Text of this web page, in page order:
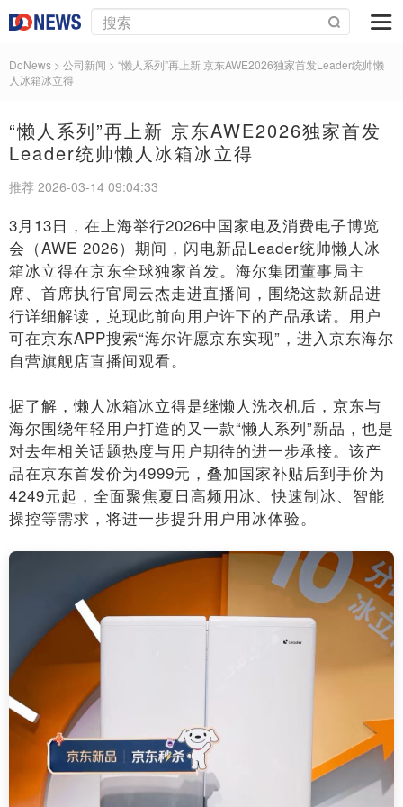
DoNews > 公司新闻 > “懒人系列”再上新 京东AWE2026独家首发Leader统帅懒
人冰箱冰立得
“懒人系列”再上新 京东AWE2026独家首发
Leader统帅懒人冰箱冰立得
推荐 2026-03-14 09:04:33
3月13日，在上海举行2026中国家电及消费电子博览
会（AWE 2026）期间，闪电新品Leader统帅懒人冰
箱冰立得在京东全球独家首发。海尔集团董事局主
席、首席执行官周云杰走进直播间，围绕这款新品进
行详细解读，兑现此前向用户许下的产品承诺。用户
可在京东APP搜索“海尔许愿京东实现”，进入京东海尔
自营旗舰店直播间观看。
据了解，懒人冰箱冰立得是继懒人洗衣机后，京东与
海尔围绕年轻用户打造的又一款“懒人系列”新品，也是
对去年相关话题热度与用户期待的进一步承接。该产
品在京东首发价为4999元，叠加国家补贴后到手价为
4249元起，全面聚焦夏日高频用冰、快速制冰、智能
操控等需求，将进一步提升用户用冰体验。